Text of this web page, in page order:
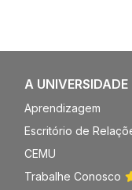
A UNIVERSIDADE
Aprendizagem
Escritório de
CEMU
Trabalhe Conosco